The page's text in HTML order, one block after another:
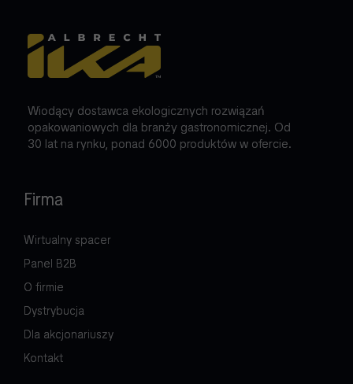
Wiodący dostawca ekologicznych rozwiązań
opakowaniowych dla branży gastronomicznej. Od
30 lat na rynku, ponad 6000 produktów w ofercie.
Firma
Wirtualny spacer
Panel B2B
O firmie
Dystrybucja
Dla akcjonariuszy
Kontakt